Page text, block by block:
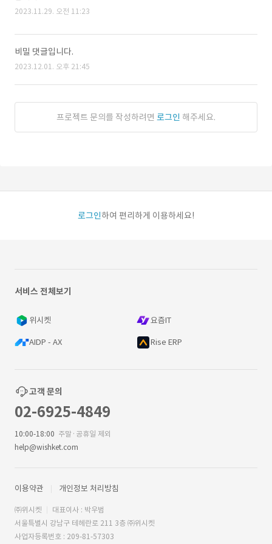
2023.11.29. 오전 11:23
비밀 댓글입니다.
2023.12.01. 오후 21:45
프로젝트 문의를 작성하려면 로그인 해주세요.
로그인하여 편리하게 이용하세요!
서비스 전체보기
위시켓 요즘IT
AIDP - AX Rise ERP
고객 문의
02-6925-4849
10:00-18:00 주말·공휴일 제외
help@wishket.com
이용약관 개인정보 처리방침
㈜위시켓
대표이사 : 박우범
서울특별시 강남구 테헤란로 211 3층 ㈜위시켓
사업자등록번호 : 209-81-57303